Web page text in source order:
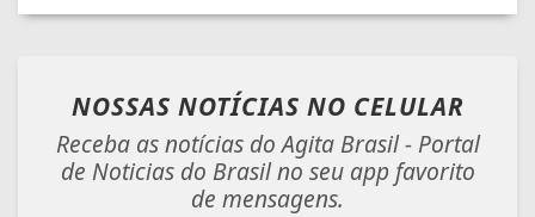
NOSSAS NOTÍCIAS NO CELULAR
Receba as notícias do Agita Brasil - Portal
de Noticias do Brasil no seu app favorito
de mensagens.